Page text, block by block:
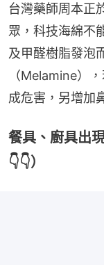
台灣藥師周本正
眾，科技海綿不
及甲醛樹脂發泡
（Melamine）
成危害，另增加
餐具、廚具出
👇👇）